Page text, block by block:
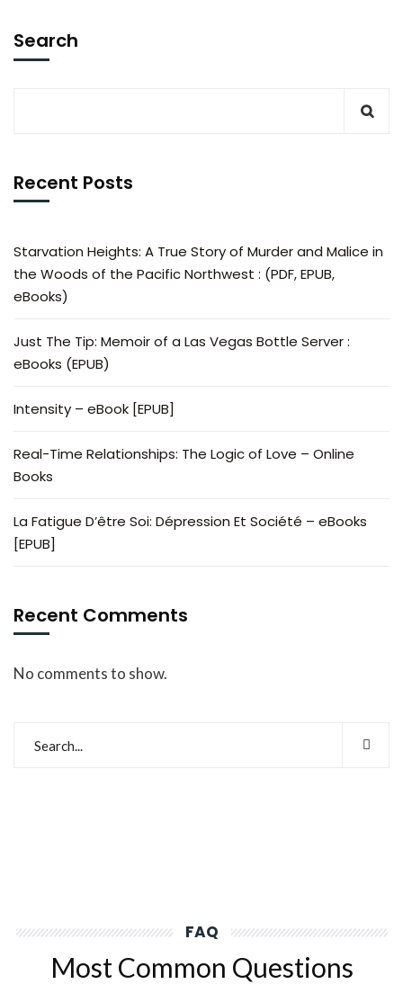
Search
Recent Posts
Starvation Heights: A True Story of Murder and Malice in
the Woods of the Pacific Northwest : (PDF, EPUB,
eBooks)
Just The Tip: Memoir of a Las Vegas Bottle Server :
eBooks (EPUB)
Intensity – eBook [EPUB]
Real-Time Relationships: The Logic of Love – Online
Books
La Fatigue D’être Soi: Dépression Et Société – eBooks
[EPUB]
Recent Comments
No comments to show.
FAQ
Most Common Questions